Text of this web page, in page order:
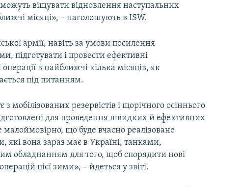
віщувати відновлення наступальних
місяці», – наголошують в ISW.
армії, навіть за умови посилення
підготувати і провести ефективні
в найближчі кілька місяців, як
під питанням.
мобілізованих резервістів і щорічного осіннього
для проведення швидких й ефективних
що буде вчасно реалізоване
які вона зараз має в Україні, танками,
обладнанням для того, щоб спорядити нові
цієї зими», – йдеться у звіті.